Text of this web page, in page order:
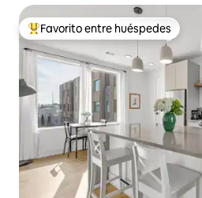
Favorito entre huéspedes preferido
Favorito entre huéspedes